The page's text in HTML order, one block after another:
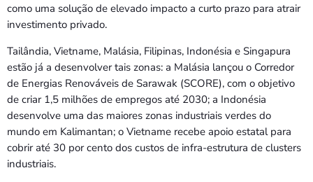
como uma solução de elevado impacto a curto prazo para atrair
investimento privado.
Tailândia, Vietname, Malásia, Filipinas, Indonésia e Singapura
estão já a desenvolver tais zonas: a Malásia lançou o Corredor
de Energias Renováveis de Sarawak (SCORE), com o objetivo
de criar 1,5 milhões de empregos até 2030; a Indonésia
desenvolve uma das maiores zonas industriais verdes do
mundo em Kalimantan; o Vietname recebe apoio estatal para
cobrir até 30 por cento dos custos de infra-estrutura de clusters
industriais.